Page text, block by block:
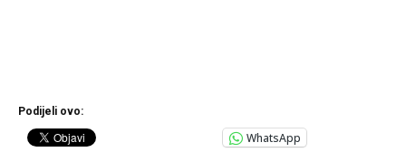
Podijeli ovo:
WhatsApp